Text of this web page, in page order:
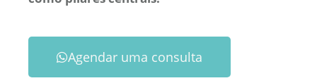
Agendar uma consulta